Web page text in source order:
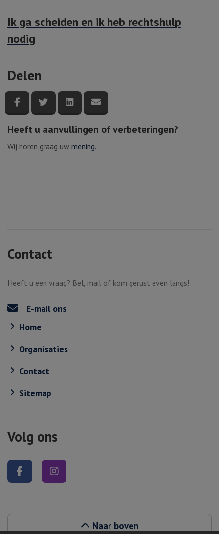
Ik ga scheiden en ik heb rechtshulp
nodig
Delen
Deel deze pagina via Facebook
Deel deze pagina via Twitter
Deel deze pagina via LinkedIn
Heeft u aanvullingen of verbeteringen?
Wij horen graag uw mening.
Contact
Heeft u een vraag? Bel, mail of kom gerust even langs!
E-mail ons
Home
Organisaties
Contact
Sitemap
Volg ons
Volg ons op Facebook
Naar boven